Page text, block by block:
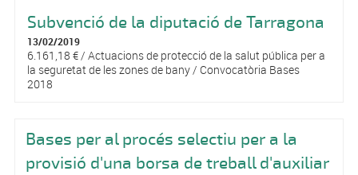
Subvenció de la diputació de Tarragona
13/02/2019
6.161,18 € / Actuacions de protecció de la salut pública per a
la seguretat de les zones de bany / Convocatòria Bases
2018
Bases per al procés selectiu per a la
provisió d'una borsa de treball d'auxiliar